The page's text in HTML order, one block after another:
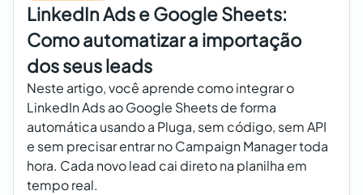
LinkedIn Ads e Google Sheets:
Como automatizar a importação
dos seus leads
Neste artigo, você aprende como integrar o
LinkedIn Ads ao Google Sheets de forma
automática usando a Pluga, sem código, sem API
e sem precisar entrar no Campaign Manager toda
hora. Cada novo lead cai direto na planilha em
tempo real.